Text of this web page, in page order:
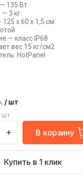
135 Вт.
3 кг.
х 60 х 1,5 см.
— класс IP68
вес 15 кг/см2
HotPanel
/шт
шт
В корзину
Купить в 1 клик